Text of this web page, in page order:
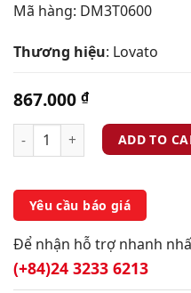
Mã hàng: DM3T0600
Thương hiệu: Lovato
867.000 ₫
ADD TO
Yêu cầu báo giá
Để nhận hỗ trợ nhanh
(+84)24 3233 6213